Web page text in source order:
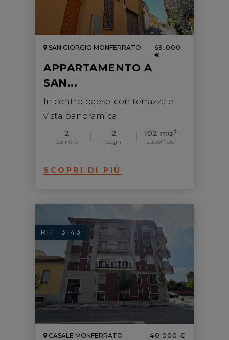
SAN GIORGIO MONFERRATO
69.000
€
APPARTAMENTO A
SAN...
In centro paese, con terrazza e
vista panoramica
2
camere
2
bagni
102 mq 2
superficie
SCOPRI DI PIÙ
RIF. 3143
CASALE MONFERRATO 40.000 €